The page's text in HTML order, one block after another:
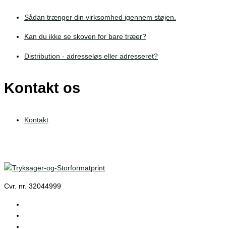
Sådan trænger din virksomhed igennem støjen.
Kan du ikke se skoven for bare træer?
Distribution - adresseløs eller adresseret?
Kontakt os
Kontakt
Cvr. nr. 32044999